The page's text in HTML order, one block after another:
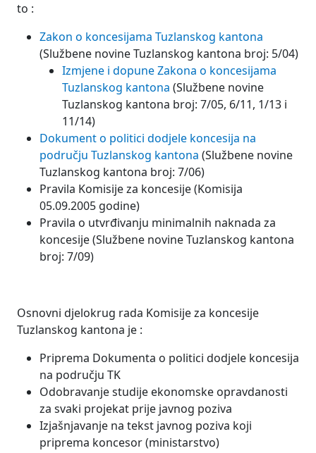
to :
Zakon o koncesijama Tuzlanskog kantona
(Službene novine Tuzlanskog kantona broj: 5/04)
Izmjene i dopune Zakona o koncesijama
Tuzlanskog kantona (Službene novine
Tuzlanskog kantona broj: 7/05, 6/11, 1/13 i
11/14)
Dokument o politici dodjele koncesija na
području Tuzlanskog kantona (Službene novine
Tuzlanskog kantona broj: 7/06)
Pravila Komisije za koncesije (Komisija
05.09.2005 godine)
Pravila o utvrđivanju minimalnih naknada za
koncesije (Službene novine Tuzlanskog kantona
broj: 7/09)
Osnovni djelokrug rada Komisije za koncesije
Tuzlanskog kantona je :
Priprema Dokumenta o politici dodjele koncesija
na području TK
Odobravanje studije ekonomske opravdanosti
za svaki projekat prije javnog poziva
Izjašnjavanje na tekst javnog poziva koji
priprema koncesor (ministarstvo)